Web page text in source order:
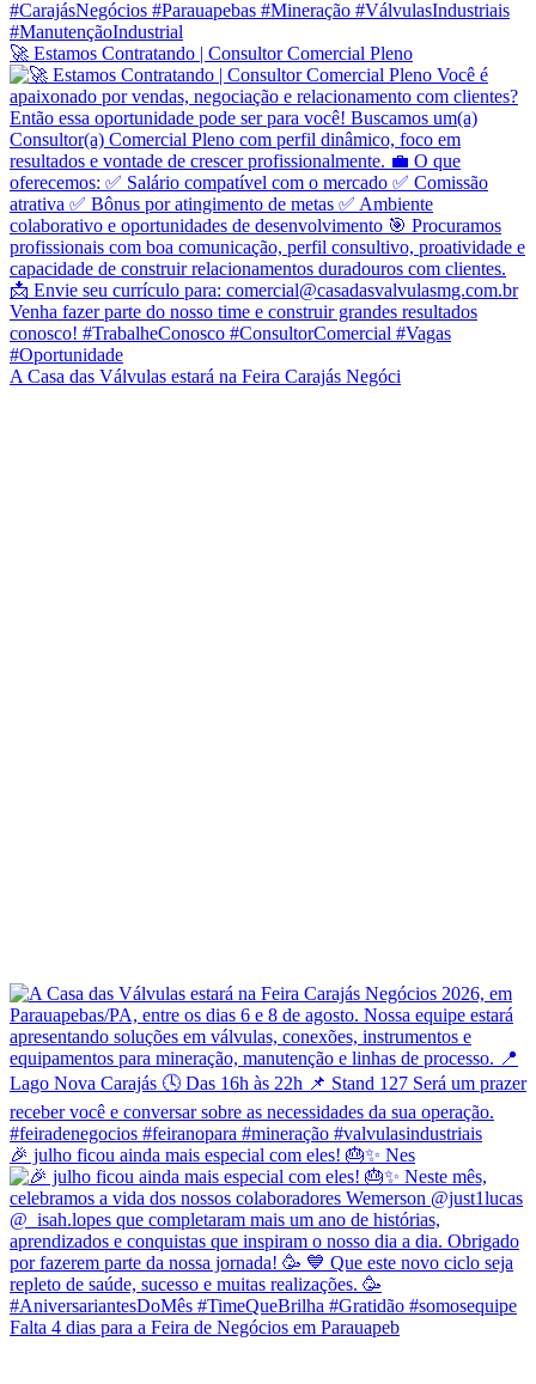
🚀 Estamos Contratando | Consultor Comercial Pleno
A Casa das Válvulas estará na Feira Carajás Negóci
🎉 julho ficou ainda mais especial com eles! 🎂✨ Nes
Falta 4 dias para a Feira de Negócios em Parauapeb